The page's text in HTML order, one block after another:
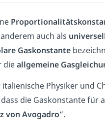
auch als
Gaskonstante
dieallgemeine
italienische Physiker und
die Gaskonstante für
von Avogadro“.